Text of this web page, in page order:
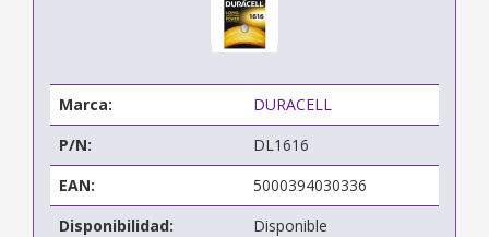
Marca:
DURACELL
P/N:
DL1616
EAN:
5000394030336
Disponibilidad:
Disponible